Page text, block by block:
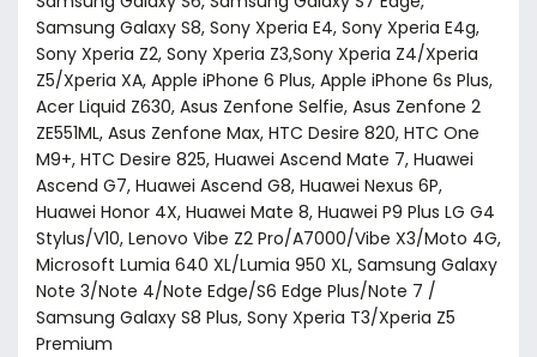
Samsung Galaxy S8, Sony Xperia E4, Sony Xperia E4g,
Sony Xperia Z2, Sony Xperia Z3,Sony Xperia Z4/Xperia
Z5/Xperia XA, Apple iPhone 6 Plus, Apple iPhone 6s Plus,
Acer Liquid Z630, Asus Zenfone Selfie, Asus Zenfone 2
ZE551ML, Asus Zenfone Max, HTC Desire 820, HTC One
M9+, HTC Desire 825, Huawei Ascend Mate 7, Huawei
Ascend G7, Huawei Ascend G8, Huawei Nexus 6P,
Huawei Honor 4X, Huawei Mate 8, Huawei P9 Plus LG G4
Stylus/V10, Lenovo Vibe Z2 Pro/A7000/Vibe X3/Moto 4G,
Microsoft Lumia 640 XL/Lumia 950 XL, Samsung Galaxy
Note 3/Note 4/Note Edge/S6 Edge Plus/Note 7 /
Samsung Galaxy S8 Plus, Sony Xperia T3/Xperia Z5
Premium